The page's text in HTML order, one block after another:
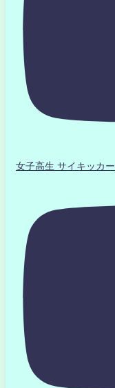
女子高生 サイキッカー